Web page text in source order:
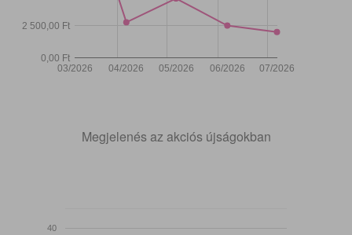
03/2026 04/2026 05/2026 06/2026 07/2026
0,00 Ft
2 500,00 Ft
Megjelenés az akciós újságokban
40